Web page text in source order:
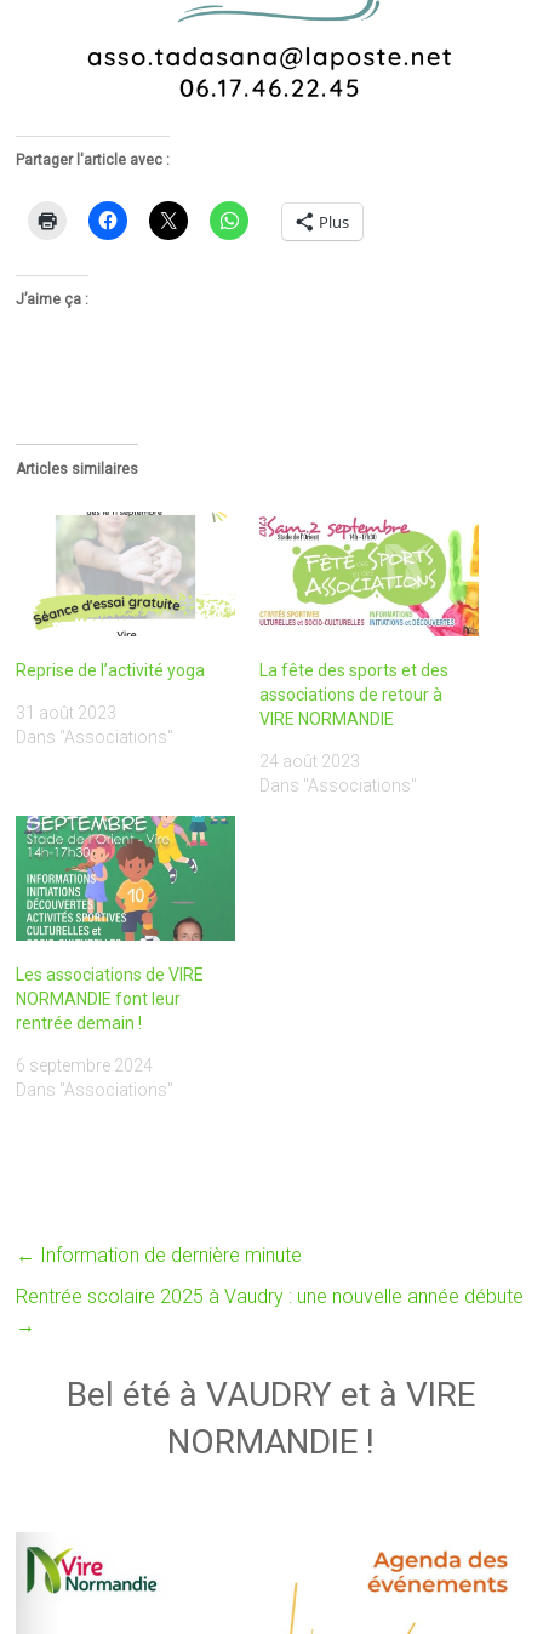
Partager l'article avec :
Plus
J’aime ça :
Articles similaires
Reprise de l’activité yoga
31 août 2023
Dans "Associations"
La fête des sports et des
associations de retour à
VIRE NORMANDIE
24 août 2023
Dans "Associations"
Les associations de VIRE
NORMANDIE font leur
rentrée demain !
6 septembre 2024
Dans "Associations"
← Information de dernière minute
Rentrée scolaire 2025 à Vaudry : une nouvelle année débute
→
Bel été à VAUDRY et à VIRE
NORMANDIE !